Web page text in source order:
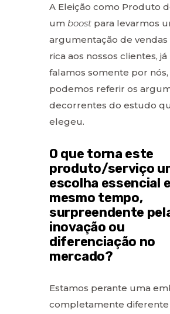
A Eleição como Produto
um boost para levarmos
argumentação de vendas
rica aos nossos clientes, já
falamos somente por nós,
podemos referir os
decorrentes do estudo
elegeu.
O que torna este
produto/serviço
escolha essencial
mesmo tempo,
surpreendente
inovação ou
diferenciação no
mercado?
Estamos perante uma
completamente diferente